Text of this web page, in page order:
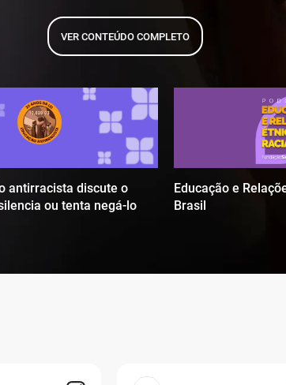
VER CONTEÚDO COMPLETO
antirracista discute o
ou tenta negá-lo
Educação e
Brasil